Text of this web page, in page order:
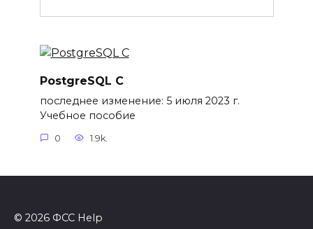
PostgreSQL C
последнее изменение: 5 июля 2023 г.
Учебное пособие
0 1.9k.
© 2026 ФСС Help